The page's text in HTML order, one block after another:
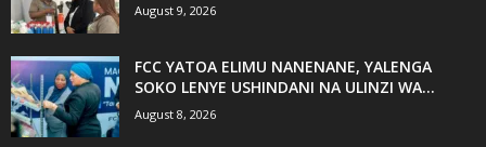
August 9, 2026
FCC YATOA ELIMU NANENANE, YALENGA
SOKO LENYE USHINDANI NA ULINZI WA...
August 8, 2026